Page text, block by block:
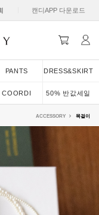
캔디APP 다운로드
PANTS DRESS&SKIRT
COORDI 50% 반값세일
ACCESSORY 목걸이